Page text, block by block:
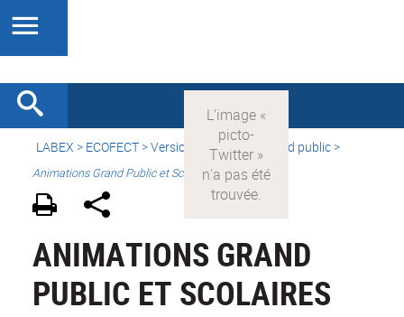
LABEX > ECOFECT>Version française > Grand public >
Animations Grand Public et Scolaires
ANIMATIONS GRAND
PUBLIC ET SCOLAIRES